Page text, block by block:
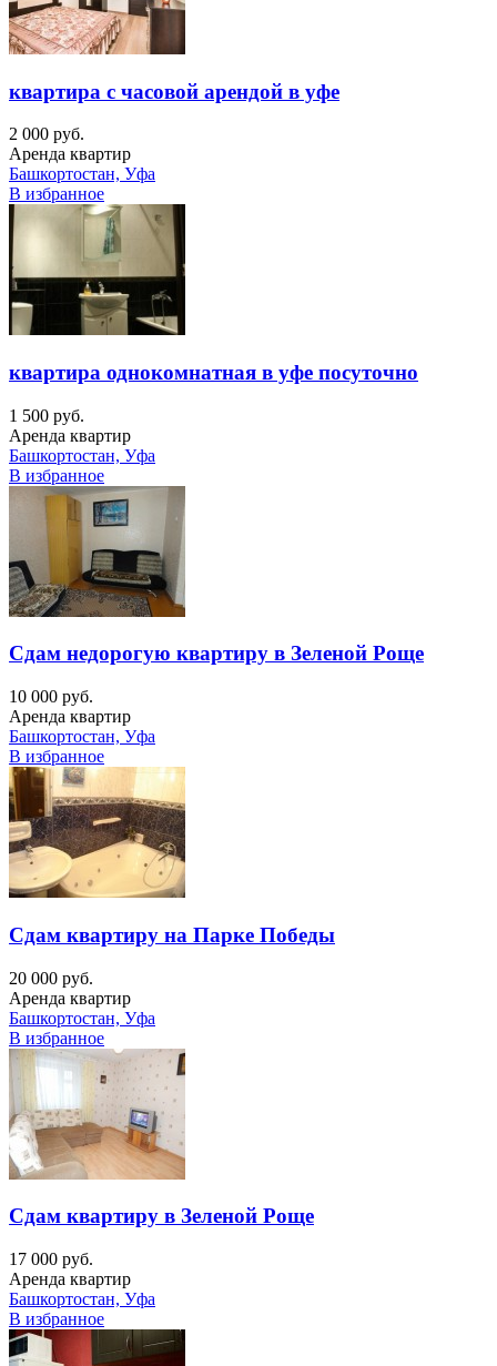
квартира с часовой арендой в уфе
2 000 руб.
Аренда квартир
Башкортостан, Уфа
В избранное
квартира однокомнатная в уфе посуточно
1 500 руб.
Аренда квартир
Башкортостан, Уфа
В избранное
Сдам недорогую квартиру в Зеленой Роще
10 000 руб.
Аренда квартир
Башкортостан, Уфа
В избранное
Сдам квартиру на Парке Победы
20 000 руб.
Аренда квартир
Башкортостан, Уфа
В избранное
Сдам квартиру в Зеленой Роще
17 000 руб.
Аренда квартир
Башкортостан, Уфа
В избранное